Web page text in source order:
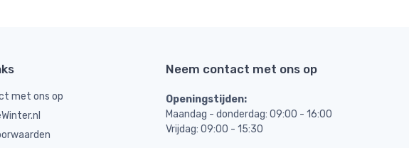
met ons op
Neem contact met ons op
Openingstijden:
Maandag - donderdag: 09:00 - 16:00
Vrijdag: 09:00 - 15:30